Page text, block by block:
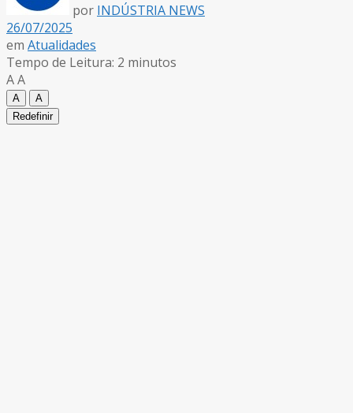
por INDÚSTRIA NEWS
26/07/2025
em Atualidades
Tempo de Leitura: 2 minutos
AA
A
A
Redefinir